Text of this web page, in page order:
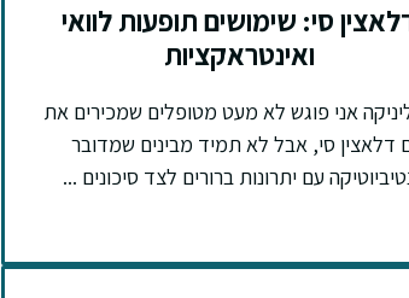
סי: שימושים תופעות לוואי
ואינטראקציות
אני פוגש לא מעט מטופלים שמכירים את
דלאצין סי, אבל לא תמיד מבינים שמדובר
עם יתרונות ברורים לצד סיכונים ...